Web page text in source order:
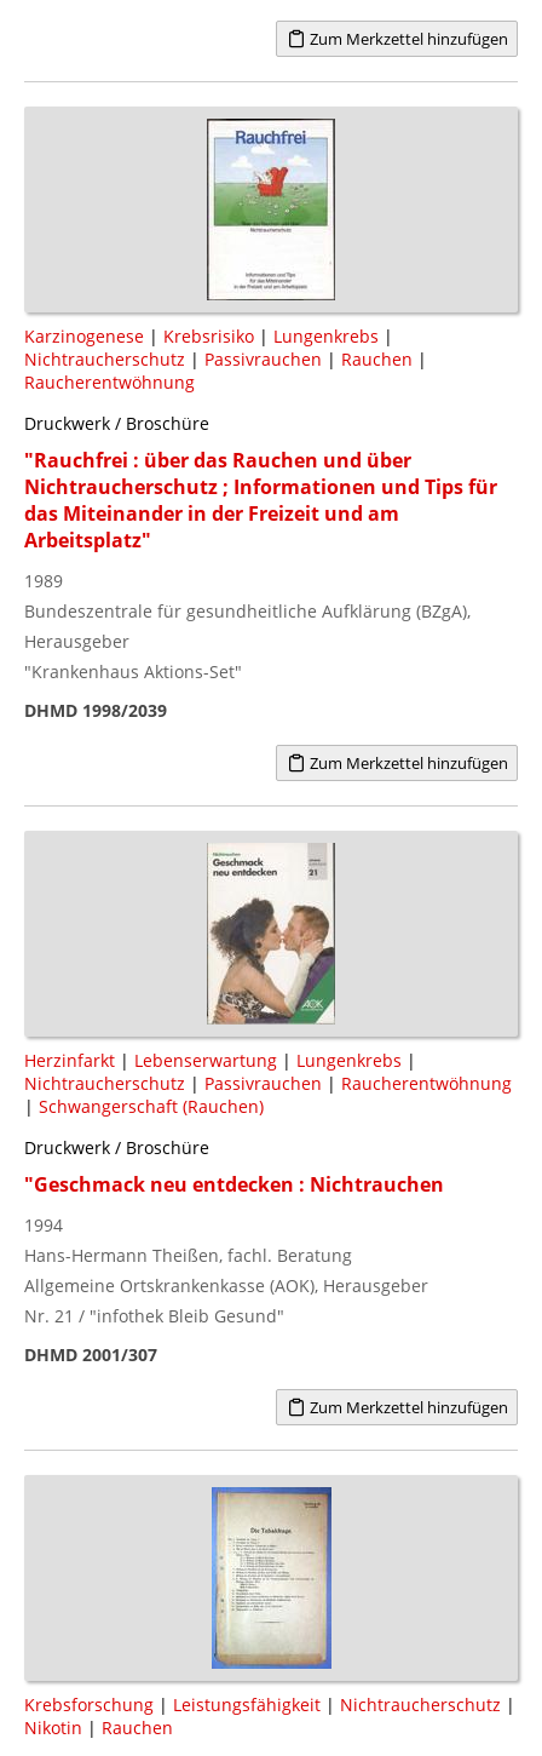
Zum Merkzettel hinzufügen
Karzinogenese | Krebsrisiko | Lungenkrebs |
Nichtraucherschutz | Passivrauchen | Rauchen |
Raucherentwöhnung
Druckwerk / Broschüre
"Rauchfrei : über das Rauchen und über
Nichtraucherschutz ; Informationen und Tips für
das Miteinander in der Freizeit und am
Arbeitsplatz"
1989
Bundeszentrale für gesundheitliche Aufklärung (BZgA),
Herausgeber
"Krankenhaus Aktions-Set"
DHMD 1998/2039
Zum Merkzettel hinzufügen
Herzinfarkt | Lebenserwartung | Lungenkrebs |
Nichtraucherschutz | Passivrauchen | Raucherentwöhnung
| Schwangerschaft (Rauchen)
Druckwerk / Broschüre
"Geschmack neu entdecken : Nichtrauchen
1994
Hans-Hermann Theißen, fachl. Beratung
Allgemeine Ortskrankenkasse (AOK), Herausgeber
Nr. 21 / "infothek Bleib Gesund"
DHMD 2001/307
Zum Merkzettel hinzufügen
Krebsforschung | Leistungsfähigkeit | Nichtraucherschutz |
Nikotin | Rauchen